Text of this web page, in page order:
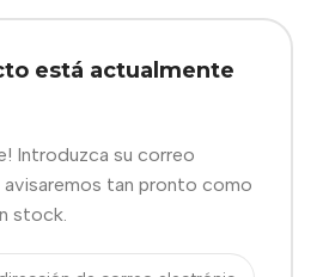
está actualmente
Introduzca su correo
tan pronto como
stock.